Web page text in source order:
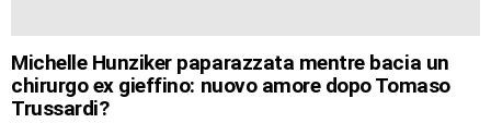
Michelle Hunziker paparazzata mentre bacia un
chirurgo ex gieffino: nuovo amore dopo Tomaso
Trussardi?